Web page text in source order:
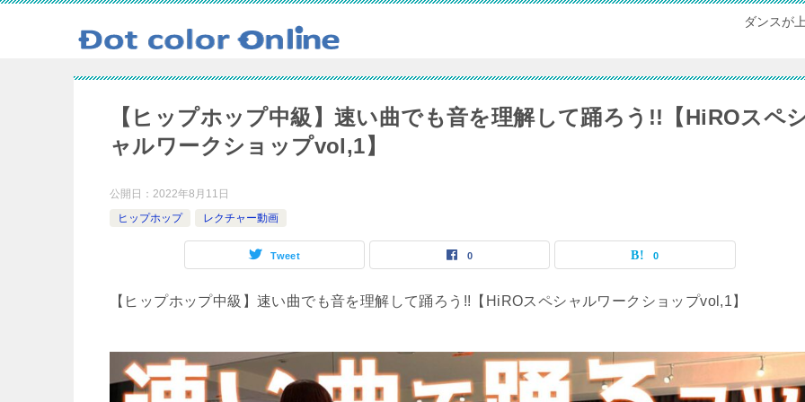
ダンスが
【ヒップホップ中級】速い曲でも音を理解して踊ろう!!【HiROスペ
ャルワークショップvol,1】
公開日： 2022年8月11日
ヒップホップ
レクチャー動画
Tweet 0 0
【ヒップホップ中級】速い曲でも音を理解して踊ろう!!【HiROスペシャルワークショップvol,1】